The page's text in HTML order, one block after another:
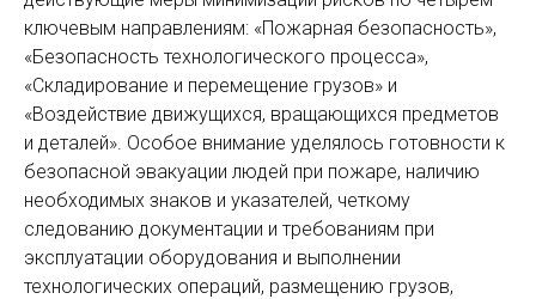
ключевым направлениям: «Пожарная безопасность»,
«Безопасность технологического процесса»,
«Складирование и перемещение грузов» и
«Воздействие движущихся, вращающихся предметов
и деталей». Особое внимание уделялось готовности к
безопасной эвакуации людей при пожаре, наличию
необходимых знаков и указателей, четкому
следованию документации и требованиям при
эксплуатации оборудования и выполнении
технологических операций, размещению грузов,